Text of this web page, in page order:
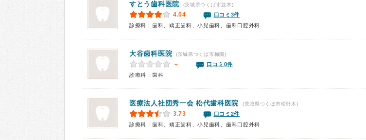
すとう歯科医院 (茨城県つくば市並木)
4.04
口コミ3件
診療科：歯科、矯正歯科、小児歯科、歯科口腔外科
大谷歯科医院 (茨城県つくば市梅園)
－
口コミ0件
診療科：歯科
医療法人社団秀一会 松代歯科医院 (茨城県つくば市松野木)
3.73
口コミ2件
診療科：歯科、矯正歯科、小児歯科、歯科口腔外科